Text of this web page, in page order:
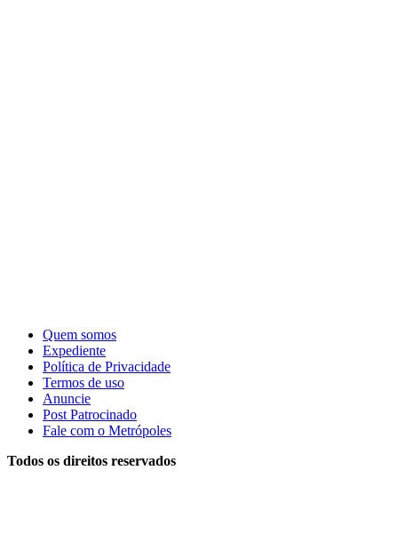
Quem somos
Expediente
Política de Privacidade
Termos de uso
Anuncie
Post Patrocinado
Fale com o Metrópoles
Todos os direitos reservados